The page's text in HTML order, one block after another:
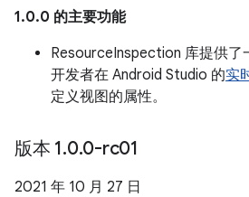
1.0.0 的主要功能
ResourceInspection 库提供了
开发者在 Android Studio 的实
定义视图的属性。
版本 1.0.0-rc01
2021 年 10 月 27 日